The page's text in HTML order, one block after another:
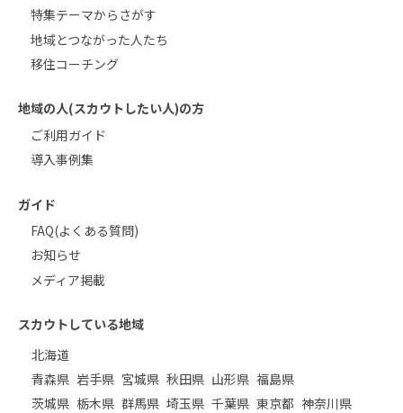
特集テーマからさがす
地域とつながった人たち
移住コーチング
地域の人(スカウトしたい人)の方
ご利用ガイド
導入事例集
ガイド
FAQ(よくある質問)
お知らせ
メディア掲載
スカウトしている地域
北海道
青森県 岩手県 宮城県 秋田県 山形県 福島県
茨城県 栃木県 群馬県 埼玉県 千葉県 東京都 神奈川県